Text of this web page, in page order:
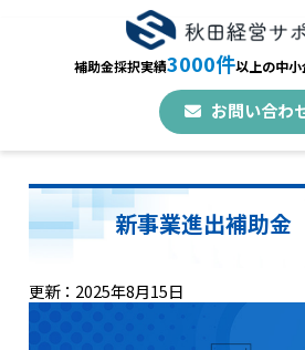
補助金採択実績3000件以上の中
お問い合わ
新事業進出補助金
更新：2025年8月15日